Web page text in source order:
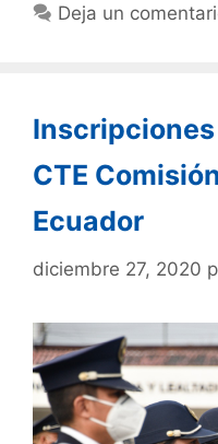
Deja un
CTE
Ecuador
diciembre 27, 2020